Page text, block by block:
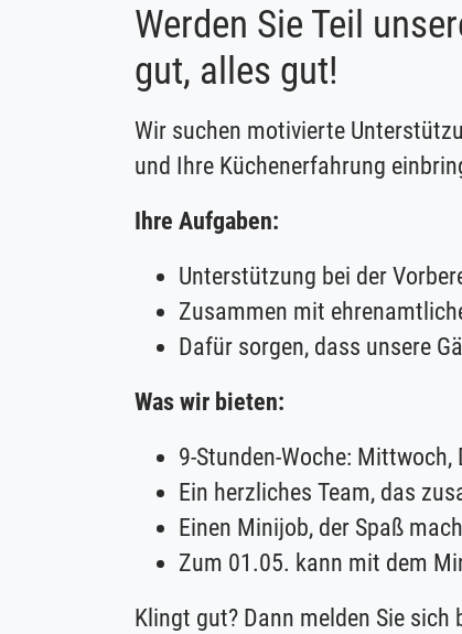
Werden Sie Teil
gut, alles gut!
Wir suchen motivierte
und Ihre Küchenerfahrung
Ihre Aufgaben:
Unterstützung bei der
Zusammen mit
Dafür sorgen, dass unsere
Was wir bieten:
9-Stunden-Woche:
Ein herzliches Team, das
Einen Minijob, der Spaß
Zum 01.05. kann mit dem
Klingt gut? Dann melden Sie